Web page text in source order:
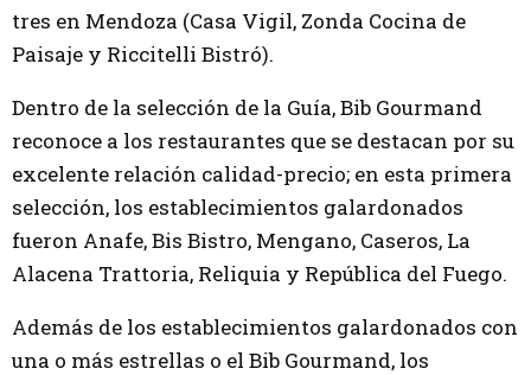
tres en Mendoza (Casa Vigil, Zonda Cocina de
Paisaje y Riccitelli Bistró).
Dentro de la selección de la Guía, Bib Gourmand
reconoce a los restaurantes que se destacan por su
excelente relación calidad-precio; en esta primera
selección, los establecimientos galardonados
fueron Anafe, Bis Bistro, Mengano, Caseros, La
Alacena Trattoria, Reliquia y República del Fuego.
Además de los establecimientos galardonados con
una o más estrellas o el Bib Gourmand, los